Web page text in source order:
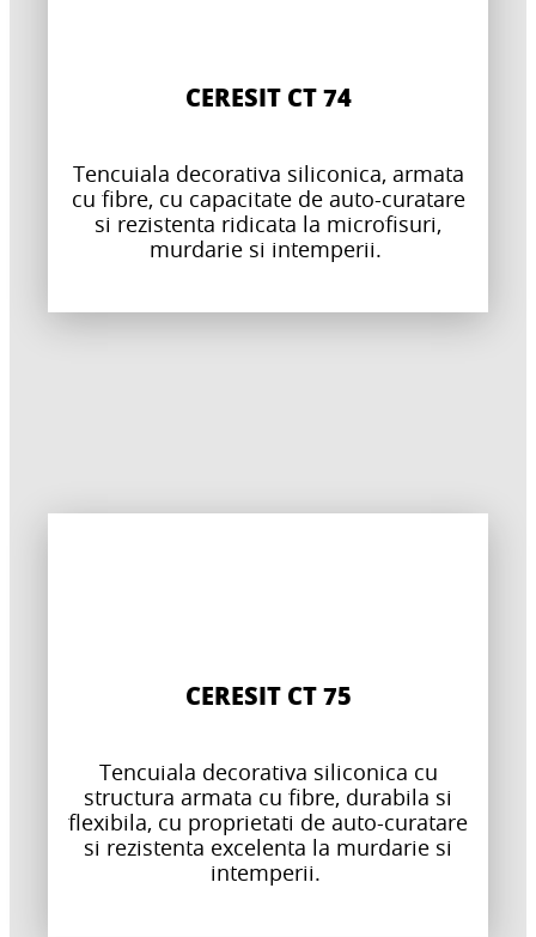
CERESIT CT 74
Tencuiala decorativa siliconica, armata
cu fibre, cu capacitate de auto-curatare
si rezistenta ridicata la microfisuri,
murdarie si intemperii.
CERESIT CT 75
Tencuiala decorativa siliconica cu
structura armata cu fibre, durabila si
flexibila, cu proprietati de auto-curatare
si rezistenta excelenta la murdarie si
intemperii.